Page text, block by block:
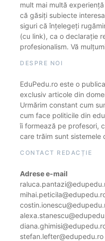
mult mai multă
că găsiți subiecte
siguri că înțelegeți
(cu link), ca o declarație
profesionalism. Vă
DESPRE NOI
EduPedu.ro este o
exclusiv articole din
Urmărim constant cum
cum face politicile din
îi formează pe profesori,
care trăim sunt sistemele
CONTACT REDACȚIE
Adrese e-mail
stefan.lefter@edupedu.ro